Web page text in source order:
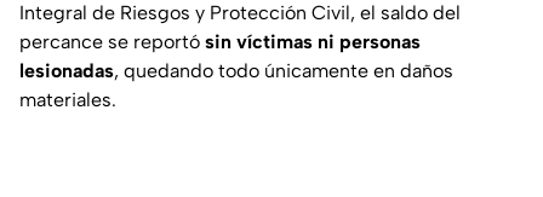
Integral de Riesgos y Protección Civil, el saldo del
percance se reportó sin víctimas ni personas
lesionadas, quedando todo únicamente en daños
materiales.